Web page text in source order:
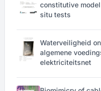
constitutive
situ tests
Waterveiligheid
algemene
elektriciteitsnet